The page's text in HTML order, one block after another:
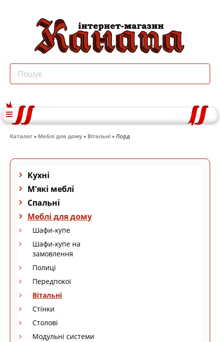
Каталог » Меблі для дому » Вітальні » Лорд
Кухні
М'які меблі
Спальні
Меблі для дому
Шафи-купе
Шафи-купе на
замовлення
Полиці
Передпокої
Вітальні
Стінки
Столові
Модульні системи